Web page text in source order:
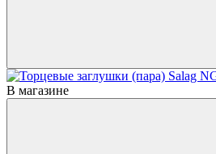
В магазине